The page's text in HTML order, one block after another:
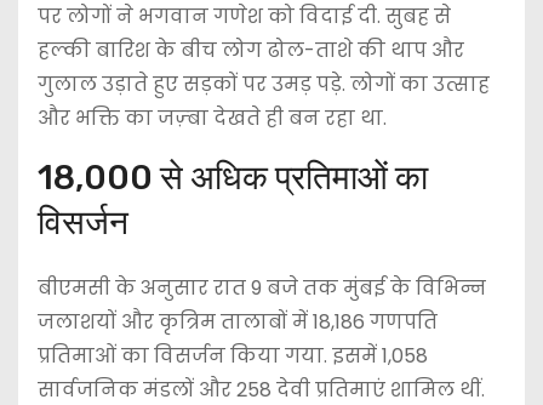
पर लोगों ने भगवान गणेश को विदाई दी. सुबह से
हल्की बारिश के बीच लोग ढोल-ताशे की थाप और
गुलाल उड़ाते हुए सड़कों पर उमड़ पड़े. लोगों का उत्साह
और भक्ति का जज़्बा देखते ही बन रहा था.
18,000 से अधिक प्रतिमाओं का
विसर्जन
बीएमसी के अनुसार रात 9 बजे तक मुंबई के विभिन्न
जलाशयों और कृत्रिम तालाबों में 18,186 गणपति
प्रतिमाओं का विसर्जन किया गया. इसमें 1,058
सार्वजनिक मंडलों और 258 देवी प्रतिमाएं शामिल थीं.